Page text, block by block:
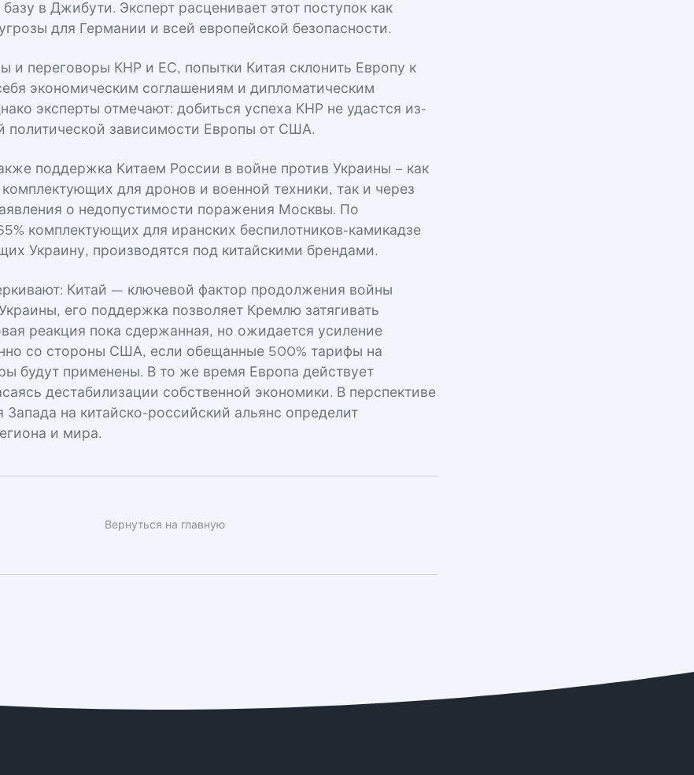
в Джибути. Эксперт расценивает этот поступок как
для Германии и всей европейской безопасности.
и переговоры КНР и ЕС, попытки Китая склонить Европу к
экономическим соглашениям и дипломатическим
эксперты отмечают: добиться успеха КНР не удастся из-
политической зависимости Европы от США.
поддержка Китаем России в войне против Украины – как
комплектующих для дронов и военной техники, так и через
о недопустимости поражения Москвы. По
комплектующих для иранских беспилотников-камикадзе
Украину, производятся под китайскими брендами.
Китай — ключевой фактор продолжения войны
его поддержка позволяет Кремлю затягивать
реакция пока сдержанная, но ожидается усиление
со стороны США, если обещанные 500% тарифы на
будут применены. В то же время Европа действует
дестабилизации собственной экономики. В перспективе
Запада на китайско-российский альянс определит
и мира.
Вернуться на главную